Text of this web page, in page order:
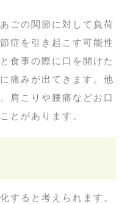
ごの関節に対して負荷
症を引き起こす可能性
食事の際に口を開けた
痛みが出てきます。他
肩こりや腰痛などお口
とがあります。
すると考えられます。